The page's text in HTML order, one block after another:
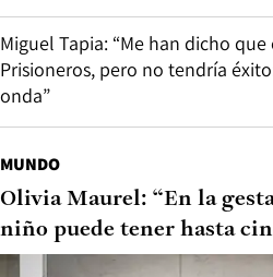
Miguel Tapia: “Me han dicho
Prisioneros, pero no tendría
onda”
MUNDO
Olivia Maurel: “En la
niño puede tener hasta